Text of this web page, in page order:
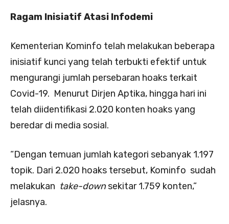
Ragam Inisiatif Atasi Infodemi
Kementerian Kominfo telah melakukan beberapa
inisiatif kunci yang telah terbukti efektif untuk
mengurangi jumlah persebaran hoaks terkait
Covid-19. Menurut Dirjen Aptika, hingga hari ini
telah diidentifikasi 2.020 konten hoaks yang
beredar di media sosial.
“Dengan temuan jumlah kategori sebanyak 1.197
topik. Dari 2.020 hoaks tersebut, Kominfo sudah
melakukan take-downsekitar 1.759 konten,”
jelasnya.